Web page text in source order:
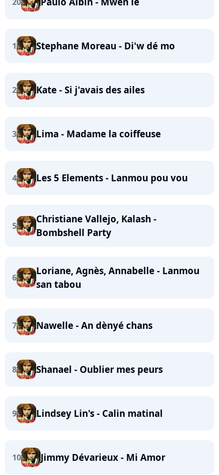
1 Stephane Moreau - Di'w dé mo
2 Kate - Si j'avais des ailes
3 Lima - Madame la coiffeuse
4 Les 5 Elements - Lanmou pou vou
5
Christiane Vallejo, Kalash -
Bombshell Party
6
Loriane, Agnès, Annabelle - Lanmou
san tabou
7 Nawelle - An dènyé chans
8 Shanael - Oublier mes peurs
9 Lindsey Lin's - Calin matinal
10 Jimmy Dévarieux - Mi Amor